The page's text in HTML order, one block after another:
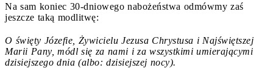
Na sam koniec 30-dniowego nabożeństwa odmówmy zaś
jeszcze taką modlitwę:
O święty Józefie, Żywicielu Jezusa Chrystusa i Najświętszej
Marii Pany, módl się za nami i za wszystkimi umierającymi
dzisiejszego dnia (albo: dzisiejszej nocy).